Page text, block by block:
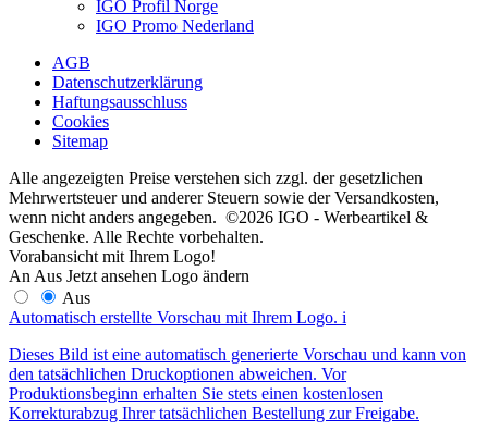
IGO Profil Norge
IGO Promo Nederland
AGB
Datenschutzerklärung
Haftungsausschluss
Cookies
Sitemap
Alle angezeigten Preise verstehen sich zzgl. der gesetzlichen
Mehrwertsteuer und anderer Steuern sowie der Versandkosten,
wenn nicht anders angegeben. ©2026 IGO - Werbeartikel &
Geschenke. Alle Rechte vorbehalten.
Vorabansicht mit Ihrem Logo!
An Aus Jetzt ansehen Logo ändern
Aus
Automatisch erstellte Vorschau mit Ihrem Logo. i
Dieses Bild ist eine automatisch generierte Vorschau und kann von
den tatsächlichen Druckoptionen abweichen. Vor
Produktionsbeginn erhalten Sie stets einen kostenlosen
Korrekturabzug Ihrer tatsächlichen Bestellung zur Freigabe.